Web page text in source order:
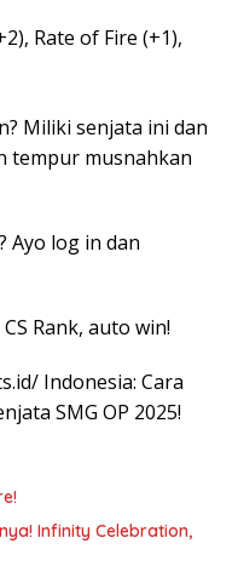
Rate of Fire (+1),
Miliki senjata ini dan
tempur musnahkan
Ayo log in dan
Rank, auto win!
Indonesia: Cara
SMG OP 2025!
Infinity Celebration,